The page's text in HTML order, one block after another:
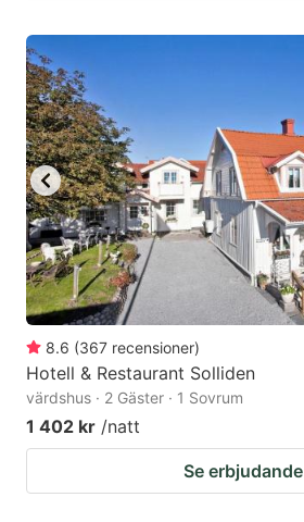
8.6 (367 recensioner)
Hotell & Restaurant Solliden
värdshus · 2 Gäster · 1 Sovrum
1 402 kr /natt
Se erbjudande